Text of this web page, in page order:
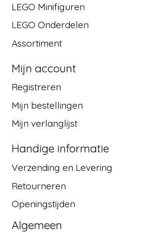
LEGO Minifiguren
LEGO Onderdelen
Assortiment
Mijn account
Registreren
Mijn bestellingen
Mijn verlanglijst
Handige informatie
Verzending en Levering
Retourneren
Openingstijden
Algemeen